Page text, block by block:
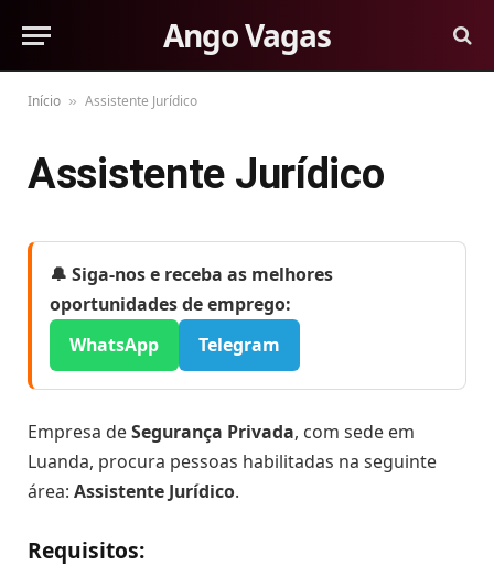
Ango Vagas
Início » Assistente Jurídico
Assistente Jurídico
🔔 Siga-nos e receba as melhores
oportunidades de emprego:
WhatsApp
Telegram
Empresa deSegurança Privada, com sede em
Luanda, procura pessoas habilitadas na seguinte
área: Assistente Jurídico.
Requisitos: